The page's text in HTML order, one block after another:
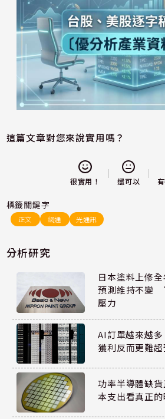
這篇文章對您來說實用嗎？
很實用！ 還可以
標籤關鍵字
正文 網通 光通訊
分析研究
日本塗料上修
預測維持不變
壓力
AI訂單越來越
獲利反而更難超
功率半導體缺
本支出看真正